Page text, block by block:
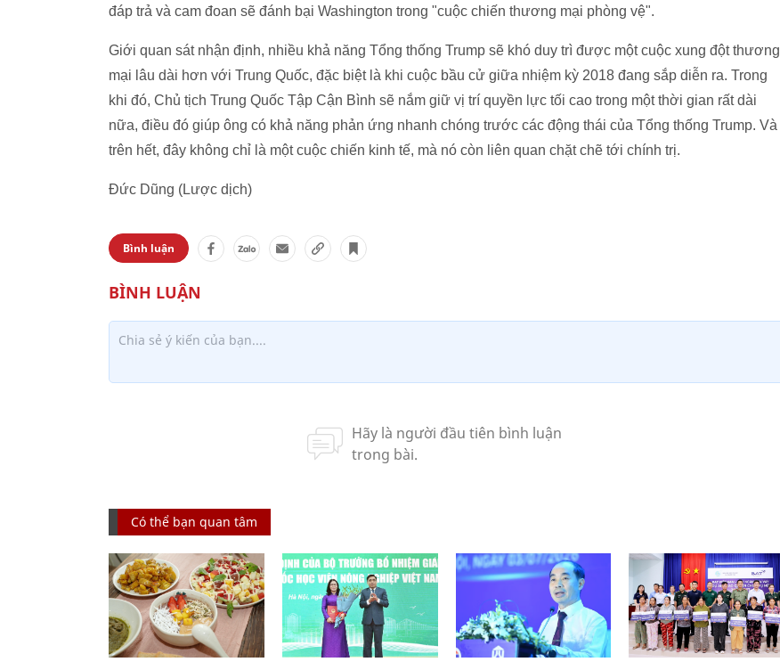
đáp trả và cam đoan sẽ đánh bại Washington trong "cuộc chiến thương mại phòng vệ".
Giới quan sát nhận định, nhiều khả năng Tổng thống Trump sẽ khó duy trì được một cuộc xung đột thương
mại lâu dài hơn với Trung Quốc, đặc biệt là khi cuộc bầu cử giữa nhiệm kỳ 2018 đang sắp diễn ra. Trong
khi đó, Chủ tịch Trung Quốc Tập Cận Bình sẽ nắm giữ vị trí quyền lực tối cao trong một thời gian rất dài
nữa, điều đó giúp ông có khả năng phản ứng nhanh chóng trước các động thái của Tổng thống Trump. Và
trên hết, đây không chỉ là một cuộc chiến kinh tế, mà nó còn liên quan chặt chẽ tới chính trị.
Đức Dũng (Lược dịch)
Bình luận
Có thể bạn quan tâm